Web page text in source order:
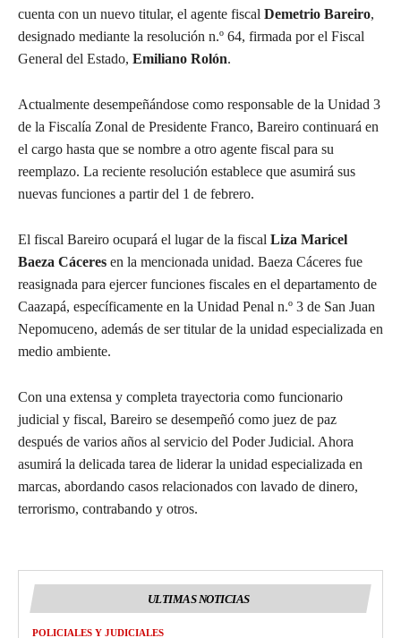
cuenta con un nuevo titular, el agente fiscal Demetrio Bareiro,
designado mediante la resolución n.º 64, firmada por el Fiscal
General del Estado, Emiliano Rolón.
Actualmente desempeñándose como responsable de la Unidad 3
de la Fiscalía Zonal de Presidente Franco, Bareiro continuará en
el cargo hasta que se nombre a otro agente fiscal para su
reemplazo. La reciente resolución establece que asumirá sus
nuevas funciones a partir del 1 de febrero.
El fiscal Bareiro ocupará el lugar de la fiscal Liza Maricel
Baeza Cáceres en la mencionada unidad. Baeza Cáceres fue
reasignada para ejercer funciones fiscales en el departamento de
Caazapá, específicamente en la Unidad Penal n.º 3 de San Juan
Nepomuceno, además de ser titular de la unidad especializada en
medio ambiente.
Con una extensa y completa trayectoria como funcionario
judicial y fiscal, Bareiro se desempeñó como juez de paz
después de varios años al servicio del Poder Judicial. Ahora
asumirá la delicada tarea de liderar la unidad especializada en
marcas, abordando casos relacionados con lavado de dinero,
terrorismo, contrabando y otros.
ULTIMAS NOTICIAS
POLICIALES Y JUDICIALES